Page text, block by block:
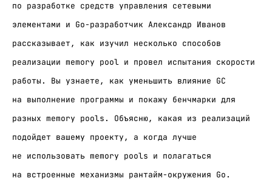
по разработке средств управления сетевыми
элементами и Go-разработчик Александр Иванов
рассказывает, как изучил несколько способов
реализации memory pool и провел испытания скорости
работы. Вы узнаете, как уменьшить влияние GC
на выполнение программы и покажу бенчмарки для
разных memory pools. Объясню, какая из реализаций
подойдет вашему проекту, а когда лучше
не использовать memory pools и полагаться
на встроенные механизмы рантайм-окружения Go.